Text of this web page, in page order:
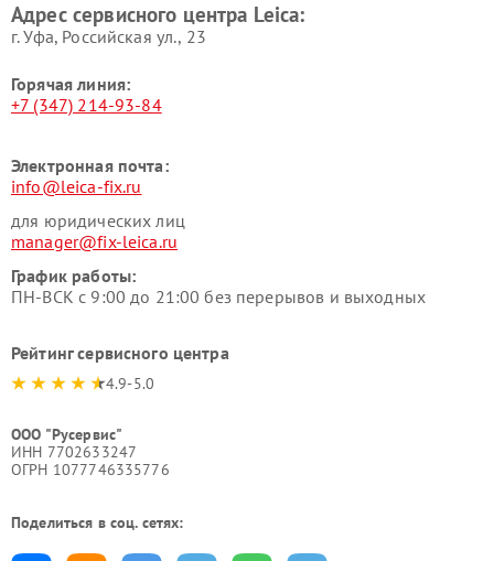
Адрес сервисного центра Leica:
г. Уфа, Российская ул., 23
Горячая линия:
+7 (347) 214-93-84
Электронная почта:
info@leica-fix.ru
для юридических лиц
manager@fix-leica.ru
График работы:
ПН-ВСК с 9:00 до 21:00 без перерывов и выходных
Рейтинг сервисного центра
4.9-5.0
ООО "Русервис"
ИНН 7702633247
ОГРН 1077746335776
Поделиться в соц. сетях: